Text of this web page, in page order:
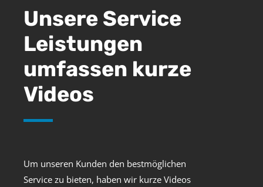
Unsere Service
Leistungen
umfassen kurze
Videos
Um unseren Kunden den bestmöglichen
Service zu bieten, haben wir kurze Videos